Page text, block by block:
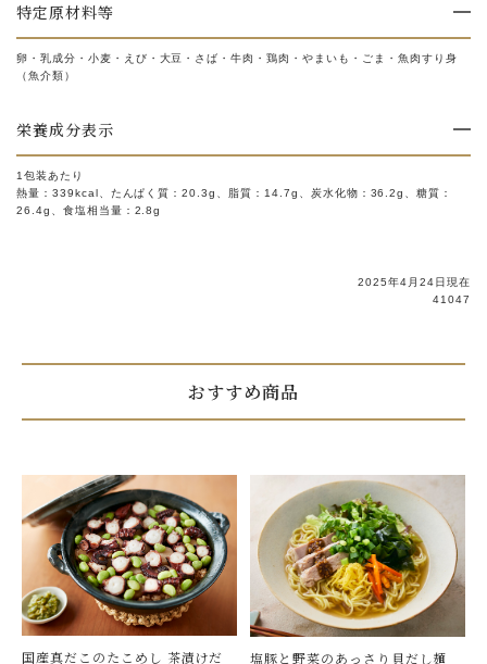
特定原材料等
卵・乳成分・小麦・えび・大豆・さば・牛肉・鶏肉・やまいも・ごま・魚肉すり身
（魚介類）
栄養成分表示
1包装あたり
熱量：339kcal、たんぱく質：20.3g、脂質：14.7g、炭水化物：36.2g、糖質：
26.4g、食塩相当量：2.8g
2025年4月24日現在
41047
おすすめ商品
国産真だこのたこめし 茶漬けだ 塩豚と野菜のあっさり貝だし麺